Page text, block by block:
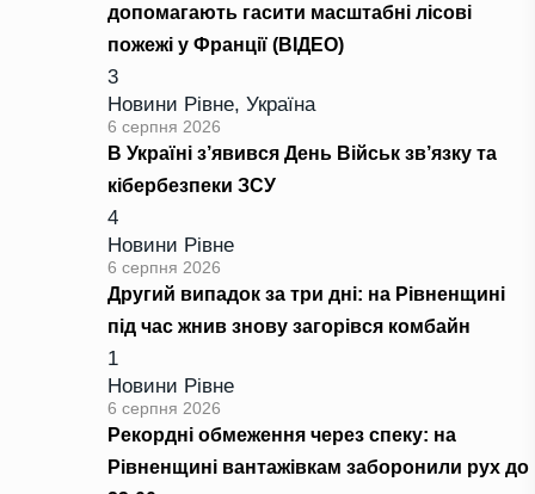
допомагають гасити масштабні лісові
пожежі у Франції (ВІДЕО)
3
Новини Рівне, Україна
6 серпня 2026
В Україні з’явився День Військ зв’язку та
кібербезпеки ЗСУ
4
Новини Рівне
6 серпня 2026
Другий випадок за три дні: на Рівненщині
під час жнив знову загорівся комбайн
1
Новини Рівне
6 серпня 2026
Рекордні обмеження через спеку: на
Рівненщині вантажівкам заборонили рух до